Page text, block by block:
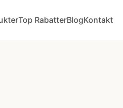
Top RabatterBlogKontakt